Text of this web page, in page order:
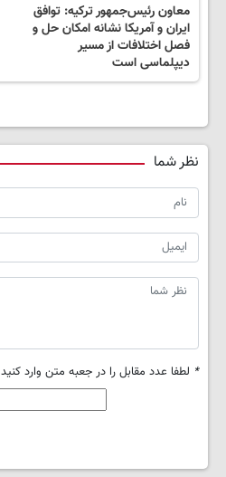
معاون رئیس‌جمهور ترکیه: توافق
ایران و آمریکا نشانه امکان حل و
فصل اختلافات از مسیر
دیپلماسی است
نظر شما
* لطفا عدد مقابل را در جعبه متن وارد کنید